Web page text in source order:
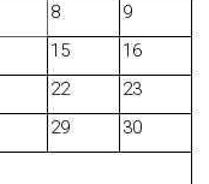
8
9
15
16
22
23
29
30